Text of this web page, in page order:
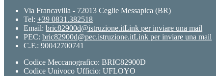
Via Francavilla - 72013 Ceglie Messapica (BR)
Tel: +39 0831.382518
Email: bric82900d@istruzione.itLink per inviare una mail
PEC: bric82900d@pec.istruzione.itLink per inviare una mail
C.F.: 90042700741
Codice Meccanografico: BRIC82900D
Codice Univoco Ufficio: UFLOYO